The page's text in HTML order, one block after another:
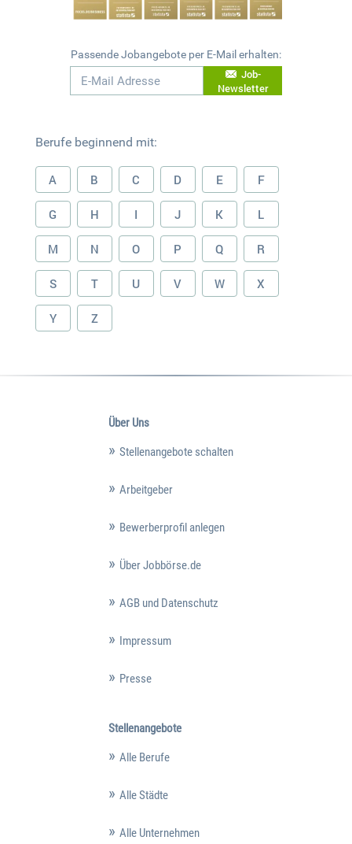
Passende Jobangebote per E-Mail erhalten:
Job-
Newsletter
Berufe beginnend mit:
A B C D E F
G H I J K L
M N O P Q R
S T U V W X
Y Z
Über Uns
Stellenangebote schalten
Arbeitgeber
Bewerberprofil anlegen
Über Jobbörse.de
AGB und Datenschutz
Impressum
Presse
Stellenangebote
Alle Berufe
Alle Städte
Alle Unternehmen